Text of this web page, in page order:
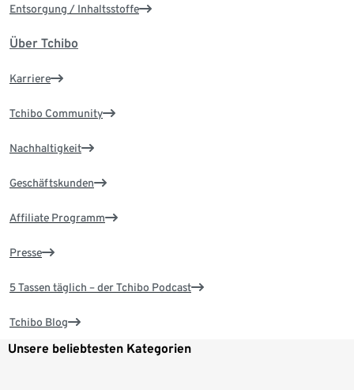
Entsorgung / Inhaltsstoffe
Über Tchibo
Karriere
Tchibo Community
Nachhaltigkeit
Geschäftskunden
Affiliate Programm
Presse
5 Tassen täglich – der Tchibo Podcast
Tchibo Blog
Unsere beliebtesten Kategorien